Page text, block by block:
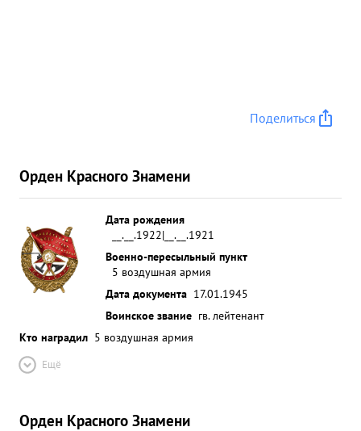
мужество и твагу. Курновъ 38 о тличное
правительс твенной награды ордена
ОЛЕЧЕСТВЕНЕ ...»
Поделиться
Орден Красного Знамени
Дата рождения
__.__.1922|__.__.1921
Военно-пересыльный пункт
5 воздушная армия
Дата документа 17.01.1945
Воинское звание гв. лейтенант
Кто наградил 5 воздушная армия
Ещё
Орден Красного Знамени